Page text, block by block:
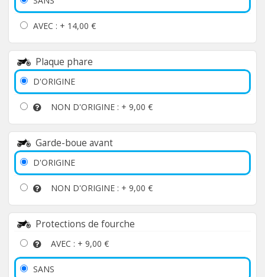
AVEC : + 14,00 €
Plaque phare
D'ORIGINE
NON D'ORIGINE : + 9,00 €
Garde-boue avant
D'ORIGINE
NON D'ORIGINE : + 9,00 €
Protections de fourche
AVEC : + 9,00 €
SANS